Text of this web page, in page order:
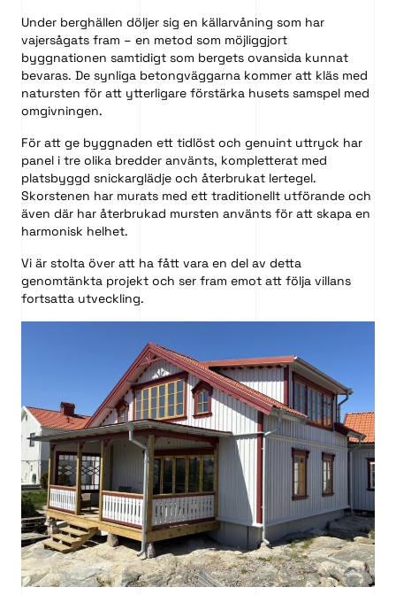
Under berghällen döljer sig en källarvåning som har
vajersågats fram – en metod som möjliggjort
byggnationen samtidigt som bergets ovansida kunnat
bevaras. De synliga betongväggarna kommer att kläs med
natursten för att ytterligare förstärka husets samspel med
omgivningen.
För att ge byggnaden ett tidlöst och genuint uttryck har
panel i tre olika bredder använts, kompletterat med
platsbyggd snickarglädje och återbrukat lertegel.
Skorstenen har murats med ett traditionellt utförande och
även där har återbrukad mursten använts för att skapa en
harmonisk helhet.
Vi är stolta över att ha fått vara en del av detta
genomtänkta projekt och ser fram emot att följa villans
fortsatta utveckling.